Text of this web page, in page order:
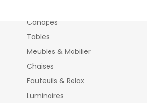
Canapés
Tables
Meubles & Mobilier
Chaises
Fauteuils & Relax
Luminaires